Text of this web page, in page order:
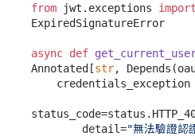
from jwt.exceptions import
ExpiredSignatureError
async def
Annotated[str, Depends(
        detail=
"無法驗證認